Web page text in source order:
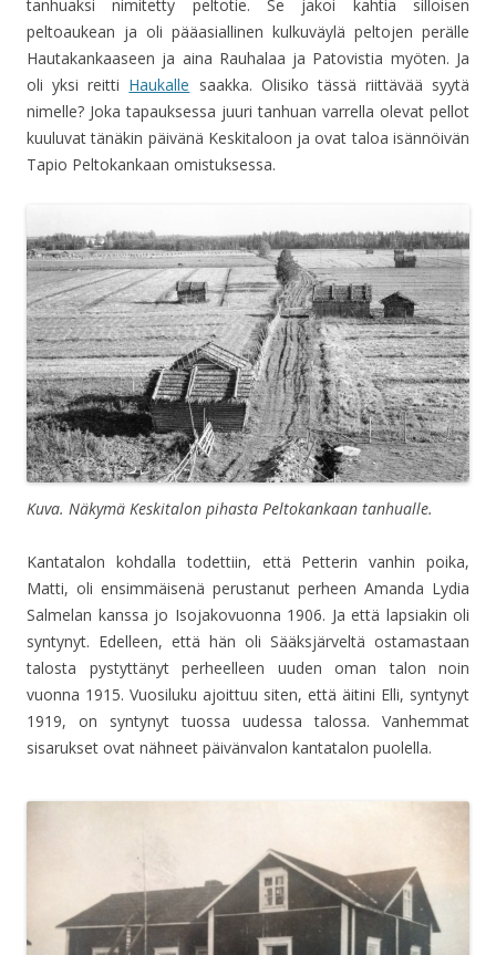
tanhuaksi nimitetty peltotie. Se jakoi kahtia silloisen
peltoaukean ja oli pääasiallinen kulkuväylä peltojen perälle
Hautakankaaseen ja aina Rauhalaa ja Patovistia myöten. Ja
oli yksi reitti Haukalle saakka. Olisiko tässä riittävää syytä
nimelle? Joka tapauksessa juuri tanhuan varrella olevat pellot
kuuluvat tänäkin päivänä Keskitaloon ja ovat taloa isännöivän
Tapio Peltokankaan omistuksessa.
Kuva. Näkymä Keskitalon pihasta Peltokankaan tanhualle.
Kantatalon kohdalla todettiin, että Petterin vanhin poika,
Matti, oli ensimmäisenä perustanut perheen Amanda Lydia
Salmelan kanssa jo Isojakovuonna 1906. Ja että lapsiakin oli
syntynyt. Edelleen, että hän oli Sääksjärveltä ostamastaan
talosta pystyttänyt perheelleen uuden oman talon noin
vuonna 1915. Vuosiluku ajoittuu siten, että äitini Elli, syntynyt
1919, on syntynyt tuossa uudessa talossa. Vanhemmat
sisarukset ovat nähneet päivänvalon kantatalon puolella.